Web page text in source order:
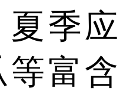
夏季应
富含